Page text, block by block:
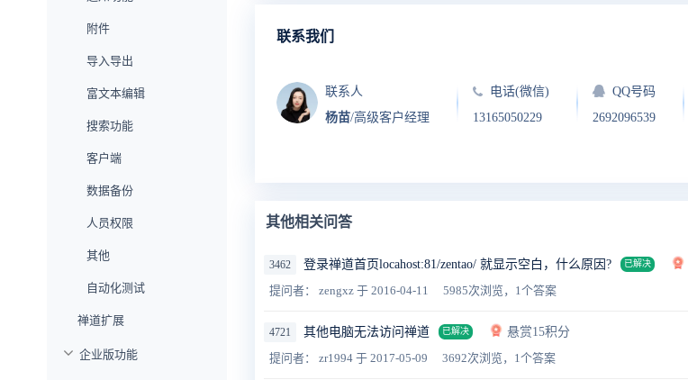
附件
导入导出
富文本编辑
搜索功能
客户端
数据备份
人员权限
其他
自动化测试
禅道扩展
企业版功能
联系我们
联系人
杨苗/高级客户经理
电话(微信)
13165050229
QQ号码
2692096539
其他相关问答
3462 登录禅道首页locahost:81/zentao/ 就显示空白，什么原因? 已解决
提问者： zengxz 于 2016-04-11 5985次浏览，1个答案
4721 其他电脑无法访问禅道 已解决
悬赏15积分
提问者： zr1994 于 2017-05-09 3692次浏览，1个答案